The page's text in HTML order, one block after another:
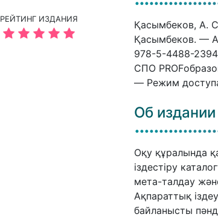
РЕЙТИНГ ИЗДАНИЯ
Қасымбеков, А.
Қасымбеков. —
978-5-4488-
СПО
— Режим
Об издании
Оқу құралында
іздестіру
мета-талдау
Ақпараттық
байланысты